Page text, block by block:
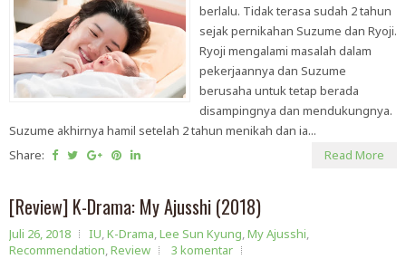
berlalu. Tidak terasa sudah 2 tahun
sejak pernikahan Suzume dan Ryoji.
Ryoji mengalami masalah dalam
pekerjaannya dan Suzume
berusaha untuk tetap berada
disampingnya dan mendukungnya.
Suzume akhirnya hamil setelah 2 tahun menikah dan ia...
Share:
Read More
[Review] K-Drama: My Ajusshi (2018)
Juli 26, 2018 IU,K-Drama,Lee Sun Kyung,My Ajusshi,
Recommendation,Review
3 komentar